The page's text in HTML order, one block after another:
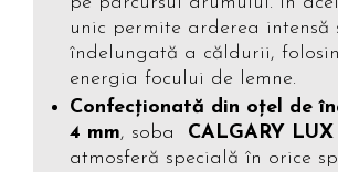
unic permite arderea intensă
îndelungată a căldurii,
energia focului de lemne.
Confecţionată din oţel de
4 mm, soba CALGARY LUX
atmosferă specială în orice